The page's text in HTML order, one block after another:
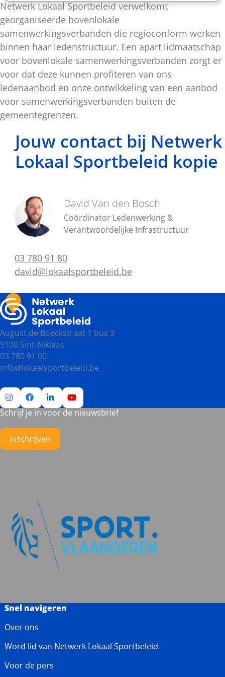
Netwerk Lokaal Sportbeleid verwelkomt
georganiseerde bovenlokale
samenwerkingsverbanden die regioconform werken
binnen haar ledenstructuur. Een apart lidmaatschap
voor bovenlokale samenwerkingsverbanden zorgt er
voor dat deze kunnen profiteren van ons
ledenaanbod en onze ontwikkeling van een aanbod
voor samenwerkingsverbanden buiten de
gemeentegrenzen.
Jouw contact bij Netwerk
Lokaal Sportbeleid kopie
David Van den Bosch
Coördinator Ledenwerking &
Verantwoordelijke Infrastructuur
03 780 91 80
david@lokaalsportbeleid.be
August de Boeckstraat 1 bus 3
9100 Sint-Niklaas
03 780 91 00
info@lokaalsportbeleid.be
Ga
Instagram
Ga
Facebook
Ga
LinkedIn
Ga
Snel navigeren
Over ons
Word lid van Netwerk Lokaal Sportbeleid
Voor de pers
Schrijf je in voor de nieuwsbrief
Inschrijven